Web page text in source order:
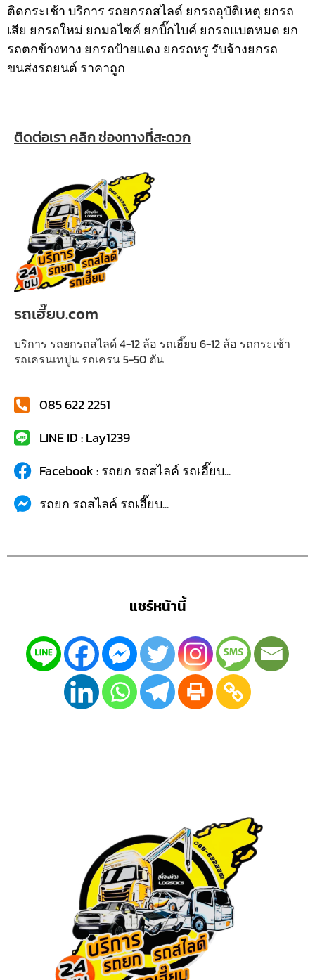
ติดกระเช้าบริการ รถยกรถสไลด์ ยกรถอุบัติเหตุ ยกรถ
เสีย ยกรถใหม่ ยกมอไซค์ ยกบิ๊กไบค์ ยกรถแบตหมด ยก
รถตกข้างทาง ยกรถป้ายแดง ยกรถหรู รับจ้างยกรถ
ขนส่งรถยนต์ ราคาถูก
ติดต่อเรา คลิก ช่องทางที่สะดวก
รถเฮี๊ยบ.com
บริการ รถยกรถสไลด์ 4-12 ล้อ รถเฮี๊ยบ 6-12 ล้อ รถกระเช้า
รถเครนเทปูน รถเครน 5-50 ตัน
085 622 2251
LINE ID : Lay1239
Facebook : รถยก รถสไลค์ รถเฮี๊ยบ...
รถยก รถสไลค์ รถเฮี๊ยบ...
แชร์หน้านี้